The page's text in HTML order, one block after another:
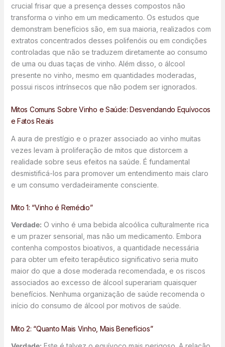
crucial frisar que a presença desses compostos não
transforma o vinho em um medicamento. Os estudos que
demonstram benefícios são, em sua maioria, realizados com
extratos concentrados desses polifenóis ou em condições
controladas que não se traduzem diretamente ao consumo
de uma ou duas taças de vinho. Além disso, o álcool
presente no vinho, mesmo em quantidades moderadas,
possui riscos intrínsecos que não podem ser ignorados.
Mitos Comuns Sobre Vinho e Saúde: Desvendando Equívocos
e Fatos Reais
A aura de prestígio e o prazer associado ao vinho muitas
vezes levam à proliferação de mitos que distorcem a
realidade sobre seus efeitos na saúde. É fundamental
desmistificá-los para promover um entendimento mais claro
e um consumo verdadeiramente consciente.
Mito 1: “Vinho é Remédio”
Verdade: O vinho é uma bebida alcoólica culturalmente rica
e um prazer sensorial, mas não um medicamento. Embora
contenha compostos bioativos, a quantidade necessária
para obter um efeito terapêutico significativo seria muito
maior do que a dose moderada recomendada, e os riscos
associados ao excesso de álcool superariam quaisquer
benefícios. Nenhuma organização de saúde recomenda o
início do consumo de álcool por motivos de saúde.
Mito 2: “Quanto Mais Vinho, Mais Benefícios”